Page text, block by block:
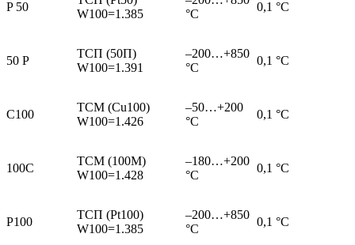
P 50
W100=1.385
°С
0,1 °С
50 P
ТСП (50П)
W100=1.391
–200…+850
°С
0,1 °С
C100
ТСМ (Cu100)
W100=1.426
–50…+200
°С
0,1 °С
100C
ТСМ (100М)
W100=1.428
–180…+200
°С
0,1 °С
P100
ТСП (Pt100)
W100=1.385
–200…+850
°С
0,1 °С